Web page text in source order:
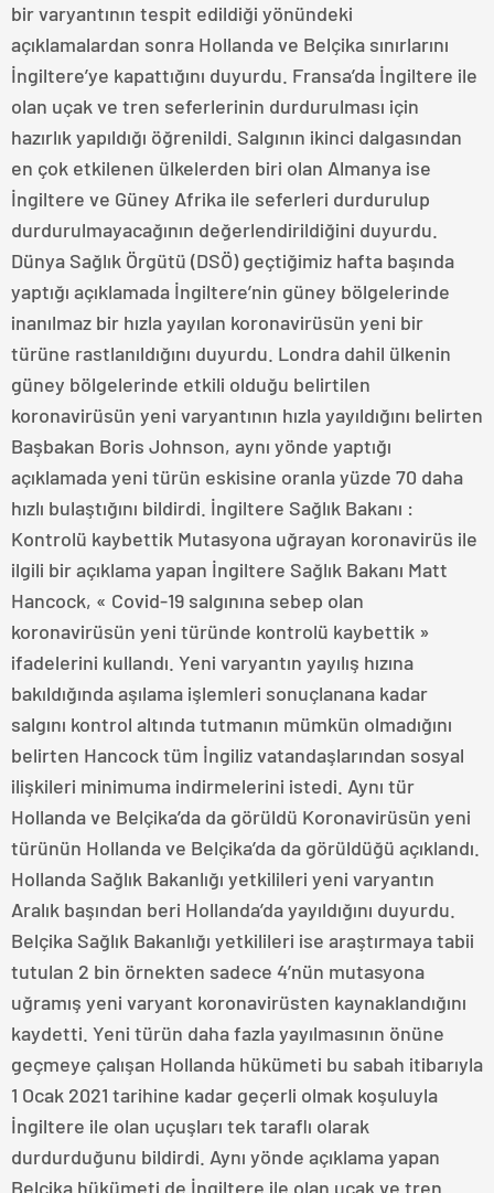
bir varyantının tespit edildiği yönündeki
açıklamalardan sonra Hollanda ve Belçika sınırlarını
İngiltere’ye kapattığını duyurdu. Fransa’da İngiltere ile
olan uçak ve tren seferlerinin durdurulması için
hazırlık yapıldığı öğrenildi. Salgının ikinci dalgasından
en çok etkilenen ülkelerden biri olan Almanya ise
İngiltere ve Güney Afrika ile seferleri durdurulup
durdurulmayacağının değerlendirildiğini duyurdu.
Dünya Sağlık Örgütü (DSÖ) geçtiğimiz hafta başında
yaptığı açıklamada İngiltere’nin güney bölgelerinde
inanılmaz bir hızla yayılan koronavirüsün yeni bir
türüne rastlanıldığını duyurdu. Londra dahil ülkenin
güney bölgelerinde etkili olduğu belirtilen
koronavirüsün yeni varyantının hızla yayıldığını belirten
Başbakan Boris Johnson, aynı yönde yaptığı
açıklamada yeni türün eskisine oranla yüzde 70 daha
hızlı bulaştığını bildirdi. İngiltere Sağlık Bakanı :
Kontrolü kaybettik Mutasyona uğrayan koronavirüs ile
ilgili bir açıklama yapan İngiltere Sağlık Bakanı Matt
Hancock, « Covid-19 salgınına sebep olan
koronavirüsün yeni türünde kontrolü kaybettik »
ifadelerini kullandı. Yeni varyantın yayılış hızına
bakıldığında aşılama işlemleri sonuçlanana kadar
salgını kontrol altında tutmanın mümkün olmadığını
belirten Hancock tüm İngiliz vatandaşlarından sosyal
ilişkileri minimuma indirmelerini istedi. Aynı tür
Hollanda ve Belçika’da da görüldü Koronavirüsün yeni
türünün Hollanda ve Belçika’da da görüldüğü açıklandı.
Hollanda Sağlık Bakanlığı yetkilileri yeni varyantın
Aralık başından beri Hollanda’da yayıldığını duyurdu.
Belçika Sağlık Bakanlığı yetkilileri ise araştırmaya tabii
tutulan 2 bin örnekten sadece 4’nün mutasyona
uğramış yeni varyant koronavirüsten kaynaklandığını
kaydetti. Yeni türün daha fazla yayılmasının önüne
geçmeye çalışan Hollanda hükümeti bu sabah itibarıyla
1 Ocak 2021 tarihine kadar geçerli olmak koşuluyla
İngiltere ile olan uçuşları tek taraflı olarak
durdurduğunu bildirdi. Aynı yönde açıklama yapan
Belçika hükümeti de İngiltere ile olan uçak ve tren